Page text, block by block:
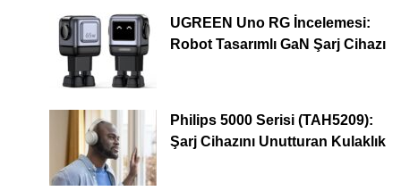
UGREEN Uno RG İncelemesi:
Robot Tasarımlı GaN Şarj Cihazı
Philips 5000 Serisi (TAH5209):
Şarj Cihazını Unutturan Kulaklık